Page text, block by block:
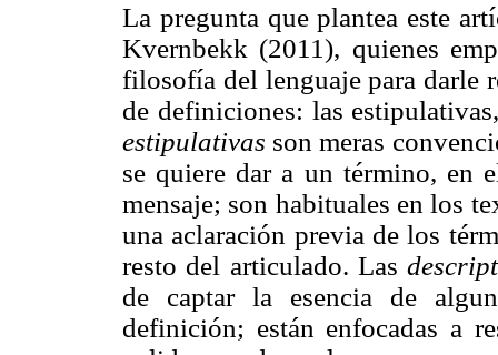
La pregunta que plantea este
Kvernbekk (2011), quienes
filosofía del lenguaje para darle
de definiciones: las
estipulativas son meras
se quiere dar a un término, en
mensaje; son habituales en los
una aclaración previa de los
resto del articulado. Las
de captar la esencia de
definición; están enfocadas a